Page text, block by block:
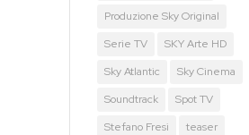
Produzione Sky Original
Serie TV
SKY Arte HD
Sky Atlantic
Sky Cinema
Soundtrack
Spot TV
Stefano Fresi
teaser